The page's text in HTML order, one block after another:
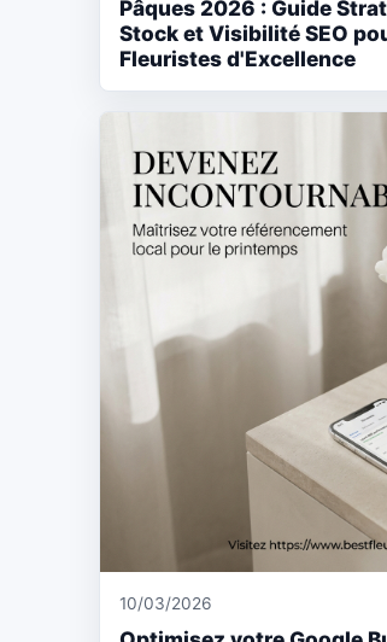
Pâques 2026 : Guide
Stock et Visibilité SEO
Fleuristes d'Excellence
10/03/2026